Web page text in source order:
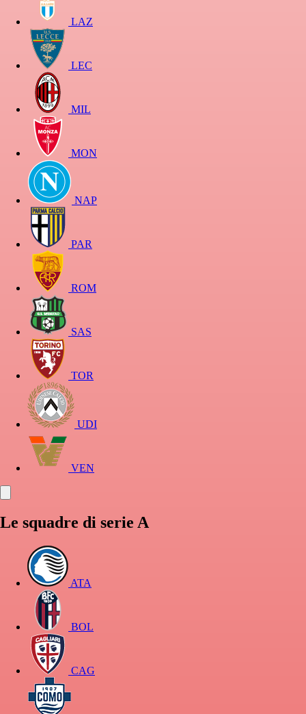
LAZ
LEC
MIL
MON
NAP
PAR
ROM
SAS
TOR
UDI
VEN
Le squadre di serie A
ATA
BOL
CAG